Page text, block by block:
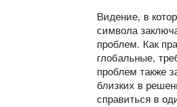
Видение, в
символа
проблем. Как
глобальные,
проблем также
близких в
справиться в